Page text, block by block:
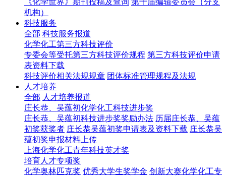
《化学世界》期刊投稿及查询 第十届编辑委员会（分支
机构）
科技服务
全部 科技服务报道
化学化工第三方科技评价
专委会等受托第三方科技评价规程 第三方科技评价申请
表资料下载
科技评价相关法规规章 团体标准管理规程及法规
人才培养
全部 人才培养报道
庄长恭、吴蕴初化学化工科技进步奖
庄长恭、吴蕴初科技进步奖奖励办法 历届庄长恭、吴蕴
初奖获奖者 庄长恭吴蕴初奖申请表及资料下载 庄长恭吴
蕴初奖申报材料上传
上海化学化工青年科技英才奖
培育人才专项奖
化学奥林匹克奖 优秀大学生奖学金 创新大赛化学化工专